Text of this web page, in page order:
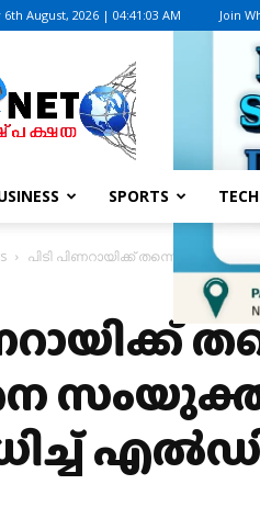
August, 2026 | 04:41:03 AM Join
SPORTS
പിടി പിണറായിക്ക് തന്നെ,ഇഡി